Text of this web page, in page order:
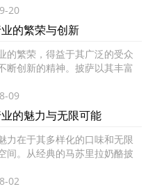
20
的繁荣与创新
的繁荣，得益于其广泛的受众
断创新的精神。披萨以其丰富
09
的魅力与无限可能
力在于其多样化的口味和无限
间。从经典的马苏里拉奶酪披
02